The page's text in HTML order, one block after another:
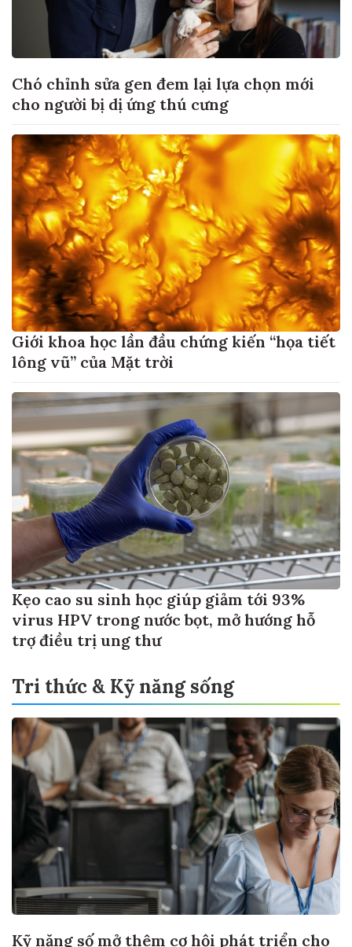
Chó chỉnh sửa gen đem lại lựa chọn mới
cho người bị dị ứng thú cưng
Giới khoa học lần đầu chứng kiến “họa tiết
lông vũ” của Mặt trời
Kẹo cao su sinh học giúp giảm tới 93%
virus HPV trong nước bọt, mở hướng hỗ
trợ điều trị ung thư
Tri thức & Kỹ năng sống
Kỹ năng số mở thêm cơ hội phát triển cho